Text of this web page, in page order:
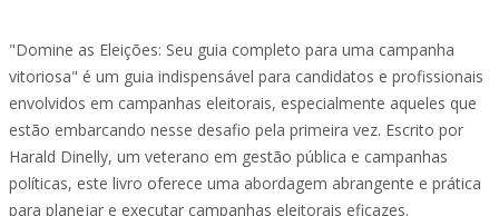
"Domine as Eleições: Seu guia completo para uma campanha
vitoriosa" é um guia indispensável para candidatos e profissionais
envolvidos em campanhas eleitorais, especialmente aqueles que
estão embarcando nesse desafio pela primeira vez. Escrito por
Harald Dinelly, um veterano em gestão pública e campanhas
políticas, este livro oferece uma abordagem abrangente e prática
para planejar e executar campanhas eleitorais eficazes.